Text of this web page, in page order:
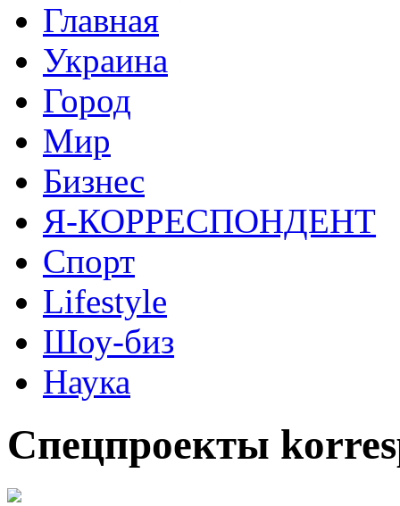
Главная
Украина
Город
Мир
Бизнес
Я-КОРРЕСПОНДЕНТ
Спорт
Lifestyle
Шоу-биз
Наука
Спецпроекты